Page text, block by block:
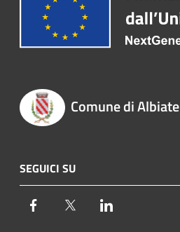
Comune di Albiate
SEGUICI SU
Facebook Twitter